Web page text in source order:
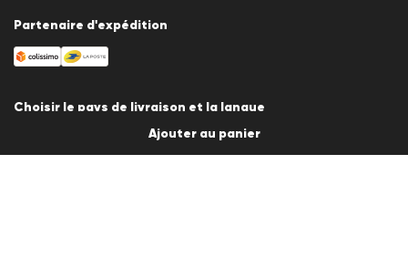
Ajouter au panier
Partenaire d'expédition
Choisir le pays de livraison et la langue